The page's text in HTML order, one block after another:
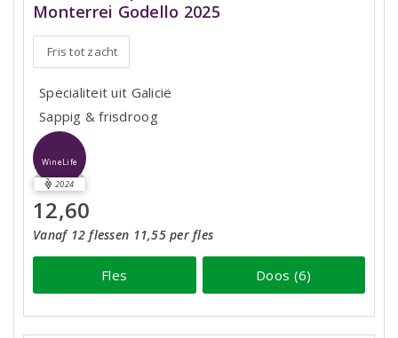
Monterrei Godello 2025
Fris tot zacht
Specialiteit uit Galicië
Sappig & frisdroog
WineLife
2024
12,60
Vanaf 12 flessen 11,55 per fles
Fles Doos (6)